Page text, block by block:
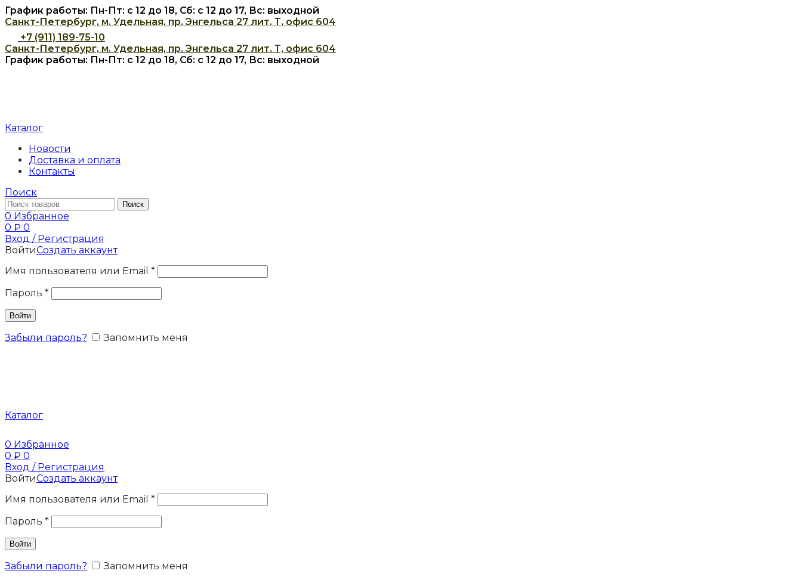
График работы: Пн-Пт: с 12 до 18, Сб: с 12 до 17, Вс: выходной
Санкт-Петербург, м. Удельная, пр. Энгельса 27 лит. Т, офис 604
+7 (911) 189-75-10
Санкт-Петербург, м. Удельная, пр. Энгельса 27 лит. Т, офис 604
График работы: Пн-Пт: с 12 до 18, Сб: с 12 до 17, Вс: выходной
Каталог
Новости
Доставка и оплата
Контакты
Поиск
Поиск
0 Избранное
0 ₽ 0
Вход / Регистрация
ВойтиСоздать аккаунт
Имя пользователя или Email *
Пароль *
Войти
Забыли пароль? Запомнить меня
Каталог
0 Избранное
0 ₽ 0
Вход / Регистрация
ВойтиСоздать аккаунт
Имя пользователя или Email *
Пароль *
Войти
Забыли пароль?
Запомнить меня